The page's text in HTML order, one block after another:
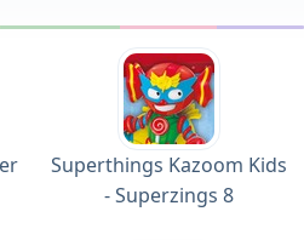
Superthings Kazoom Kids
- Superzings 8